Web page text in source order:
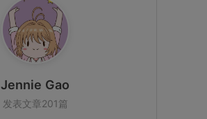
Jennie Gao
发表文章201篇